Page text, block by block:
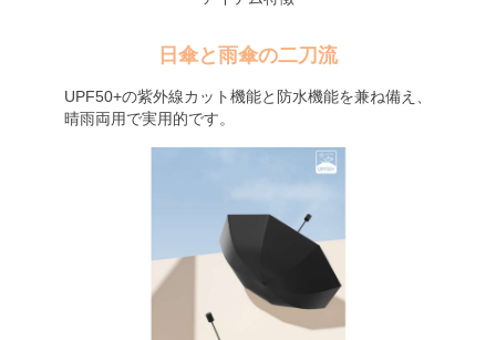
日傘と雨傘の二刀流
UPF50+の紫外線カット機能と防水機能を兼ね備え、
晴雨両用で実用的です。